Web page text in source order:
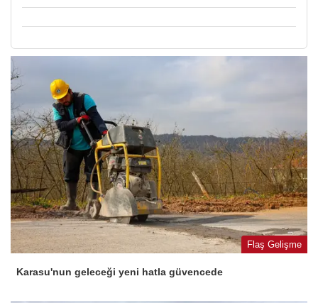
Flaş Gelişme
Karasu'nun geleceği yeni hatla güvencede